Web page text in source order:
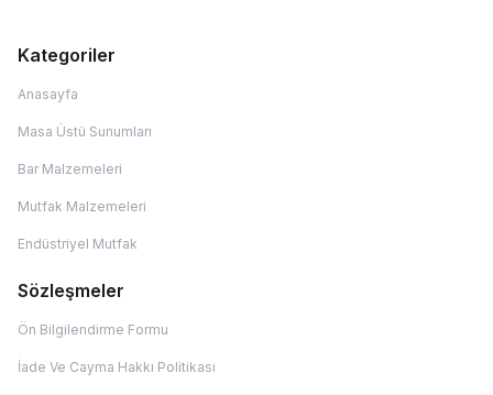
Kategoriler
Anasayfa
Masa Üstü Sunumları
Bar Malzemeleri
Mutfak Malzemeleri
Endüstriyel Mutfak
Sözleşmeler
Ön Bilgilendirme Formu
İade Ve Cayma Hakkı Politikası